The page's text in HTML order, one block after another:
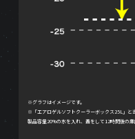
※グラフはイメージです。
※「エアロゲルソフトクーラーボックス25L」と
製品容量20%の氷を入れ、蓋をして12時間後の庫